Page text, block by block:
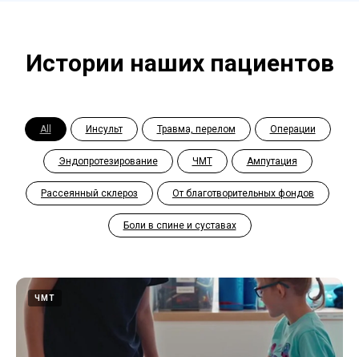
Истории наших пациентов
All Инсульт Травма, перелом Операции
Эндопротезирование ЧМТ Ампутация
Рассеянный склероз От благотворительных фондов
Боли в спине и суставах
ЧМТ